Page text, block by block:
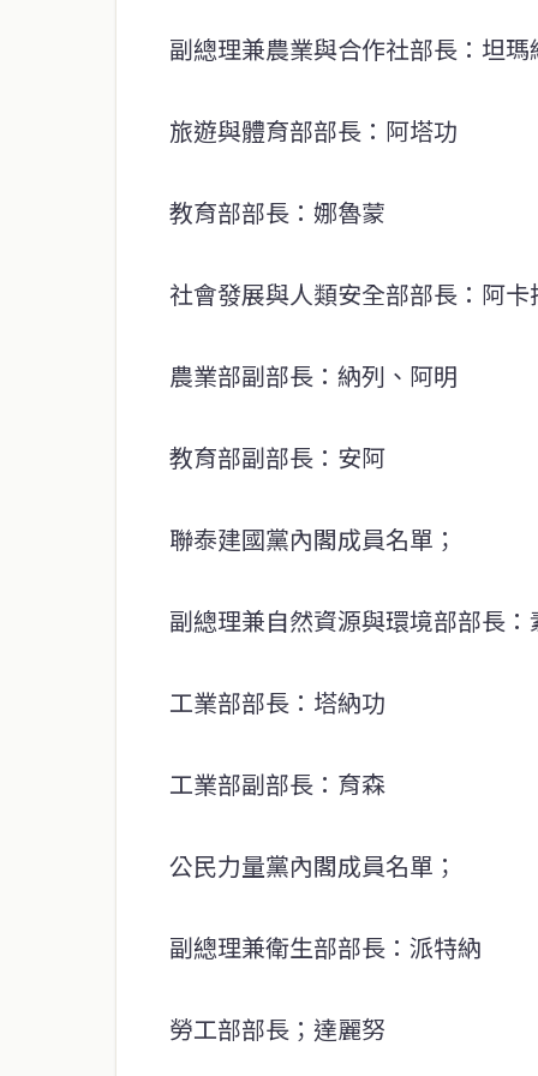
副總理兼農業與合作社部長：坦瑪
旅遊與體育部部長：阿塔功
教育部部長：娜魯蒙
社會發展與人類安全部部長：阿卡
農業部副部長：納列、阿明
教育部副部長：安阿
聯泰建國黨內閣成員名單；
副總理兼自然資源與環境部部長：
工業部部長：塔納功
工業部副部長：育森
公民力量黨內閣成員名單；
副總理兼衛生部部長：派特納
勞工部部長；達麗努